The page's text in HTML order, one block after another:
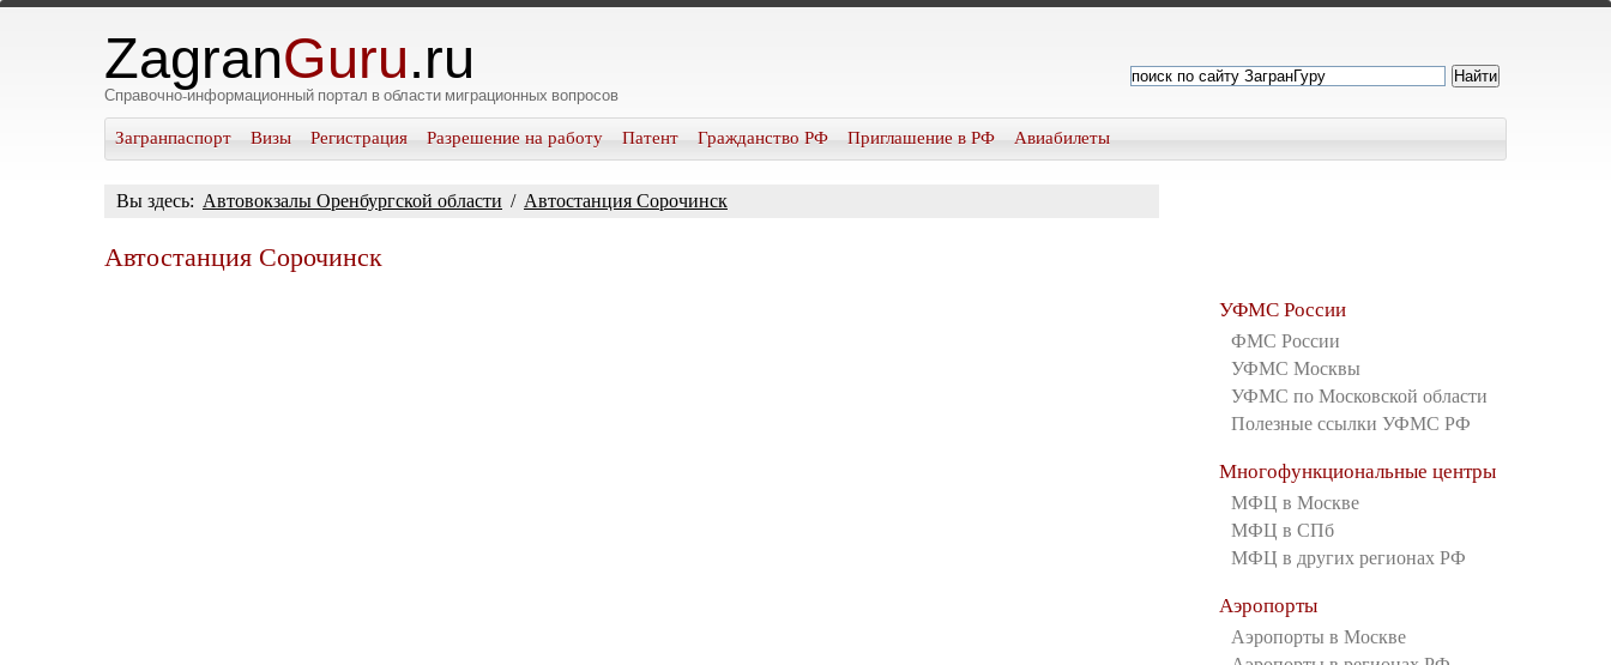
ZagranGuru.ru
Справочно-информационный портал в области миграционных вопросов
Загранпаспорт Визы Регистрация Разрешение на работу Патент Гражданство РФ Приглашение в РФ Авиабилеты
Вы здесь: Автовокзалы Оренбургской области / Автостанция Сорочинск
Автостанция Сорочинск
УФМС России
ФМС России
УФМС Москвы
УФМС по Московской области
Полезные ссылки УФМС РФ
Многофункциональные центры
МФЦ в Москве
МФЦ в СПб
МФЦ в других регионах РФ
Аэропорты
Аэропорты в Москве